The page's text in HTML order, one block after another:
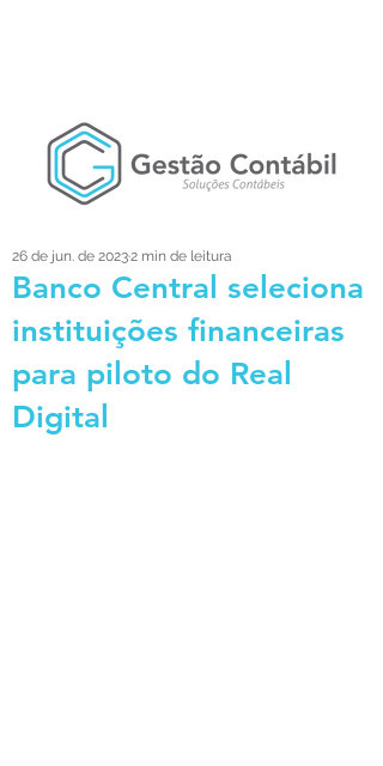
Banco Central seleciona
instituições financeiras
para piloto do Real
Digital
26 de jun. de 20232 min de leitura